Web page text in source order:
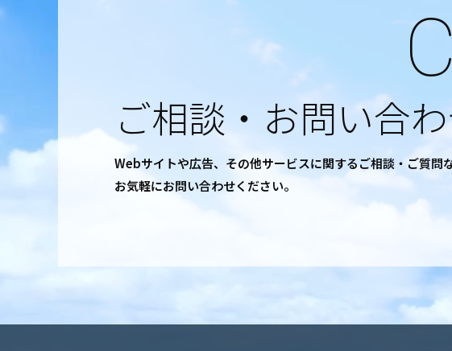
ご相談・お問い合
Webサイトや広告、その他サービスに関するご相談・ご質問な
お気軽にお問い合わせください。